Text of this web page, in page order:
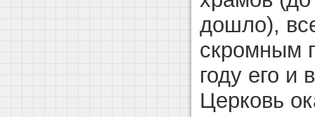
дошло),
скромным
году его и
Церковь